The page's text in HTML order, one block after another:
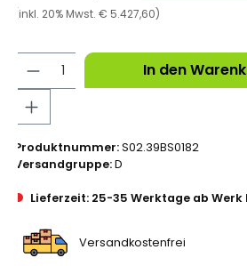
(inkl. 20% Mwst. € 5.427,60)
In den
Produktnummer:S02.39BS0182
Versandgruppe:D
Lieferzeit: 25-35 Werktage ab Werk
Versandkostenfrei